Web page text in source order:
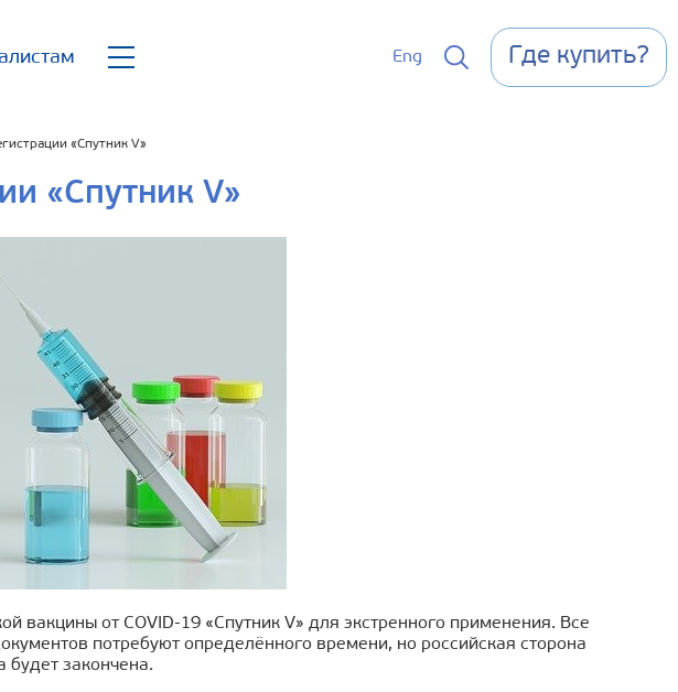
Eng Где купить?
«Спутник V»
«Спутник V»
вакцины от COVID-19 «Спутник V» для экстренного применения. Все
потребуют определённого времени, но российская сторона
закончена.